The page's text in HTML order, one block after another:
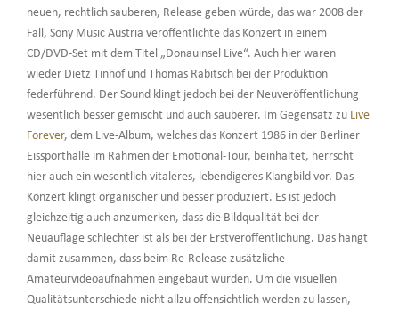
neuen, rechtlich sauberen, Release geben würde, das war 2008 der
Fall, Sony Music Austria veröffentlichte das Konzert in einem
CD/DVD-Set mit dem Titel „Donauinsel Live“. Auch hier waren
wieder Dietz Tinhof und Thomas Rabitsch bei der Produktion
federführend. Der Sound klingt jedoch bei der Neuveröffentlichung
wesentlich besser gemischt und auch sauberer. Im Gegensatz zu Live
Forever, dem Live-Album, welches das Konzert 1986 in der Berliner
Eissporthalle im Rahmen der Emotional-Tour, beinhaltet, herrscht
hier auch ein wesentlich vitaleres, lebendigeres Klangbild vor. Das
Konzert klingt organischer und besser produziert. Es ist jedoch
gleichzeitig auch anzumerken, dass die Bildqualität bei der
Neuauflage schlechter ist als bei der Erstveröffentlichung. Das hängt
damit zusammen, dass beim Re-Release zusätzliche
Amateurvideoaufnahmen eingebaut wurden. Um die visuellen
Qualitätsunterschiede nicht allzu offensichtlich werden zu lassen,